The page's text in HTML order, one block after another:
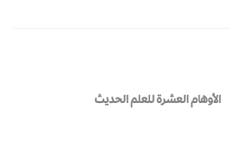
الأوهام العشرة للعلم الحديث